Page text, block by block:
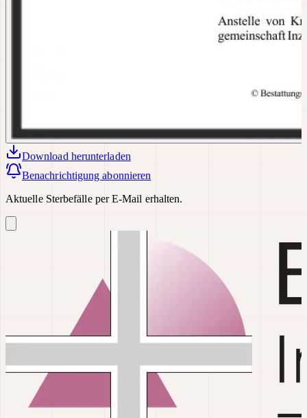
Download herunterladen
Benachrichtigung abonnieren
Aktuelle Sterbefälle per E-Mail erhalten.